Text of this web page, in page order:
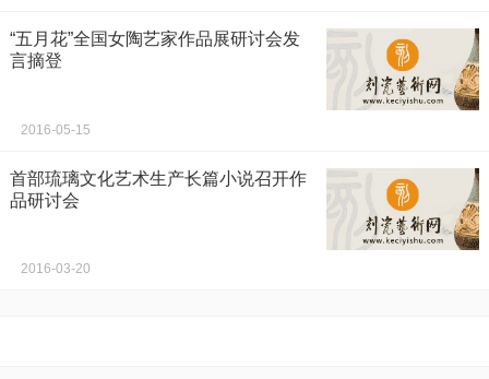
“五月花”全国女陶艺家作品展研讨会发
言摘登
2016-05-15
首部琉璃文化艺术生产长篇小说召开作
品研讨会
2016-03-20